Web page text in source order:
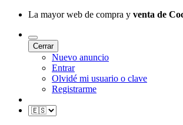
La mayor web de compra y venta de
Cerrar
Nuevo anuncio
Entrar
Olvidé mi usuario o clave
Registrarme